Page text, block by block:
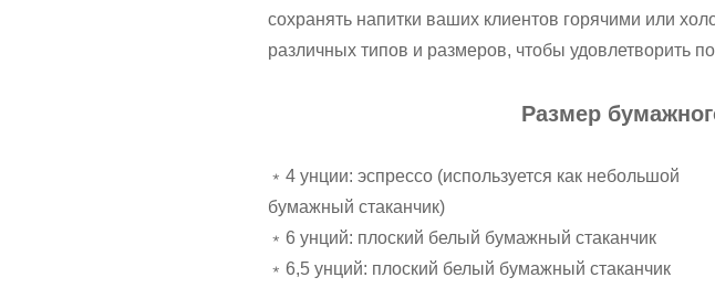
сохранять напитки ваших клиентов горячими или
различных типов и размеров, чтобы удовлетворить
Размер
﹡4 унции: эспрессо (используется как небольшой
бумажный стаканчик)
﹡6 унций: плоский белый бумажный стаканчик
﹡6,5 унций: плоский белый бумажный стаканчик